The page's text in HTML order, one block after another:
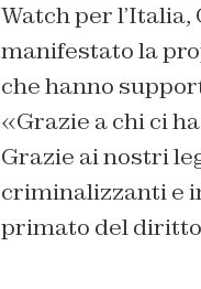
Watch per
manifestato la
che hanno
«Grazie a chi ci
Grazie ai nostri
criminalizzanti e
primato del